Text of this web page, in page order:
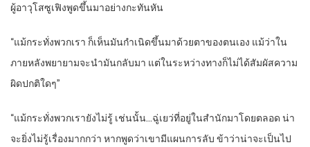
ผู้อาวุโสซูเฟิงพูดขึ้นมาอย่างกะทันหัน
“แม้กระทั่งพวกเรา ก็เห็นมันกำเนิดขึ้นมาด้วยตาของตนเอง แม้ว่าใน
ภายหลังพยายามจะนำมันกลับมา แต่ในระหว่างทางก็ไม่ได้สัมผัสความ
ผิดปกติใดๆ”
“แม้กระทั่งพวกเรายังไม่รู้ เช่นนั้น…ฉู่เยว่ที่อยู่ในสำนักมาโดยตลอด น่า
จะยิ่งไม่รู้เรื่องมากกว่า หากพูดว่าเขามีแผนการลับ ข้าว่าน่าจะเป็นไป